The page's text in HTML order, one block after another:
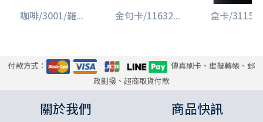
咖啡/3001/羅... 金句卡/11632... 盒卡/3115/
付款方式：
傳真刷卡、虛擬轉帳、郵
政劃撥、超商取貨付款
關於我們 商品快訊